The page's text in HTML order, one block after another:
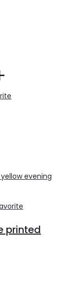
printed